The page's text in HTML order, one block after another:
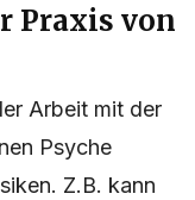
Praxis von
Arbeit mit der
Psyche
Z.B. kann